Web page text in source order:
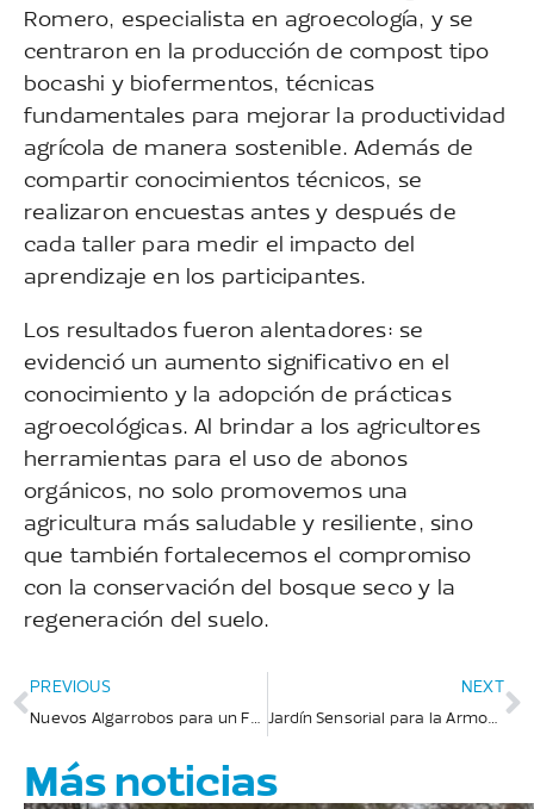
Romero, especialista en agroecología, y se
centraron en la producción de compost tipo
bocashi y biofermentos, técnicas
fundamentales para mejorar la productividad
agrícola de manera sostenible. Además de
compartir conocimientos técnicos, se
realizaron encuestas antes y después de
cada taller para medir el impacto del
aprendizaje en los participantes.
Los resultados fueron alentadores: se
evidenció un aumento significativo en el
conocimiento y la adopción de prácticas
agroecológicas. Al brindar a los agricultores
herramientas para el uso de abonos
orgánicos, no solo promovemos una
agricultura más saludable y resiliente, sino
que también fortalecemos el compromiso
con la conservación del bosque seco y la
regeneración del suelo.
PREVIOUS
Nuevos Algarrobos para un Futuro Próspero
NEXT
Jardín Sensorial para la Armonía y el Bienestar
Más noticias